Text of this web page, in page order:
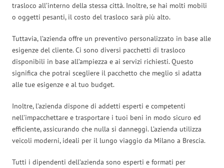
trasloco all’interno della stessa città. Inoltre, se hai molti mobili
o oggetti pesanti, il costo del trasloco sarà più alto.
Tuttavia, l’azienda offre un preventivo personalizzato in base alle
esigenze del cliente. Ci sono diversi pacchetti di trasloco
disponibili in base all’ampiezza e ai servizi richiesti. Questo
significa che potrai scegliere il pacchetto che meglio si adatta
alle tue esigenze e al tuo budget.
Inoltre, l’azienda dispone di addetti esperti e competenti
nell’impacchettare e trasportare i tuoi beni in modo sicuro ed
efficiente, assicurando che nulla si danneggi. L’azienda utilizza
veicoli moderni, ideali per il lungo viaggio da Milano a Brescia.
Tutti i dipendenti dell’azienda sono esperti e formati per